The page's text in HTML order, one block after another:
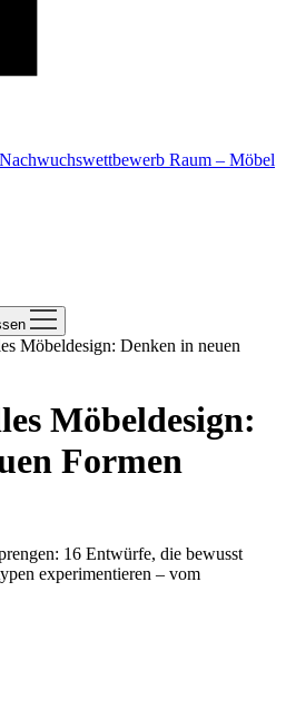
Raum – Möbel
Möbeldesign: Denken in neuen
Möbeldesign:
Formen
16 Entwürfe, die bewusst
experimentieren – vom